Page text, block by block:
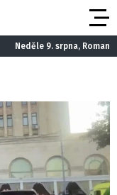
Neděle 9. srpna, Roman